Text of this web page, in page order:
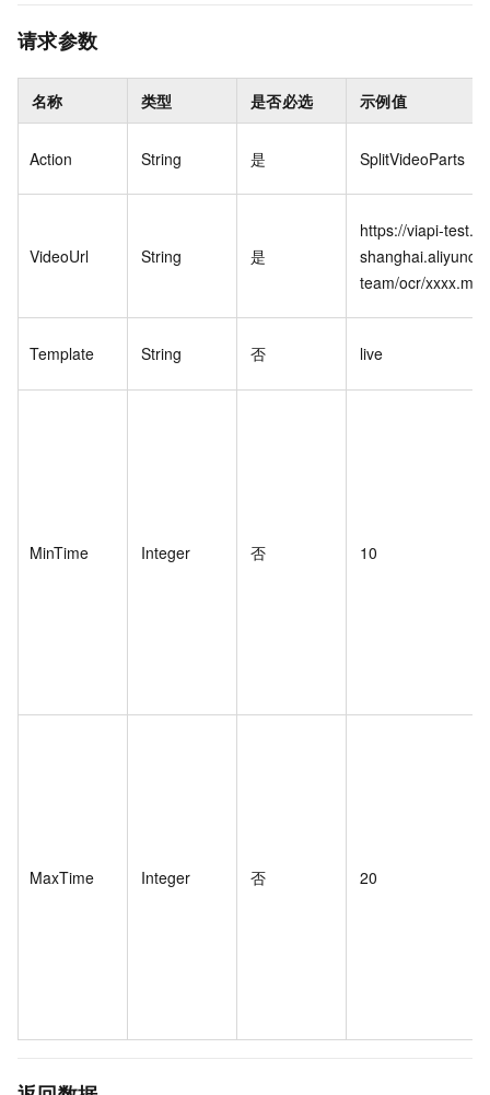
请求参数
名称 类型 是否必选 示例值
Action String 是 SplitVideoParts
VideoUrl String 是
https://viapi-
team/ocr/xxxx.mp4
Template String 否 live
MinTime Integer 否 10
MaxTime Integer 否 20